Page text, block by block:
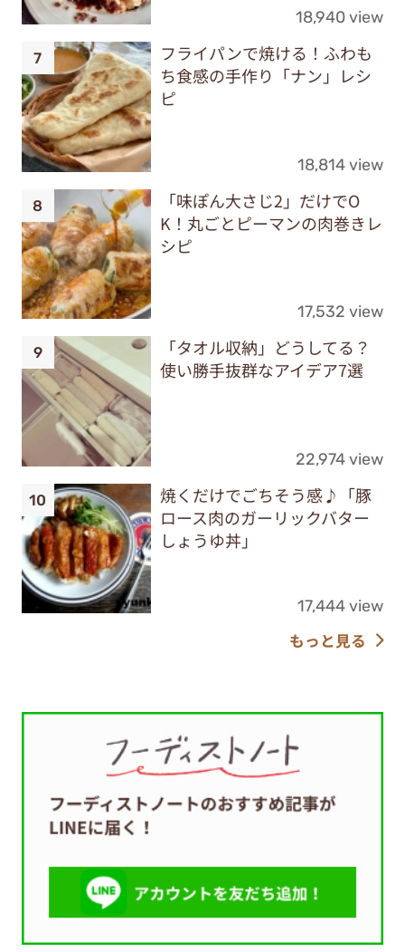
18,940 view
フライパンで焼ける！ふわも
ち食感の手作り「ナン」レシ
ピ
18,814 view
「味ぽん大さじ2」だけでO
K！丸ごとピーマンの肉巻きレ
シピ
17,532 view
「タオル収納」どうしてる？
使い勝手抜群なアイデア7選
22,974 view
焼くだけでごちそう感♪「豚
ロース肉のガーリックバター
しょうゆ丼」
17,444 view
もっと見る